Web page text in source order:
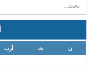
ن ث أرب